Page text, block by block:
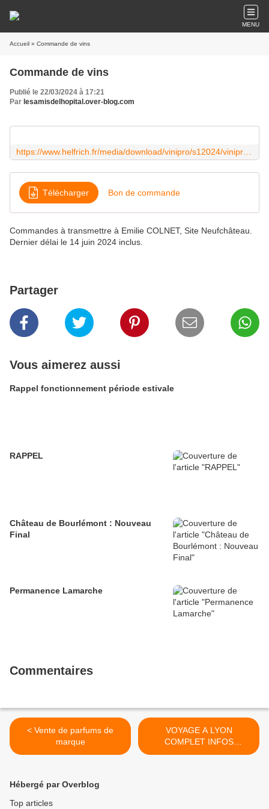
MENU
Accueil » Commande de vins
Commande de vins
Publié le 22/03/2024 à 17:21
Par lesamisdelhopital.over-blog.com
Télécharger Bon de commande
Commandes à transmettre à Emilie COLNET, Site Neufchâteau.
Dernier délai le 14 juin 2024 inclus.
Partager
Vous aimerez aussi
Rappel fonctionnement période estivale
RAPPEL
Château de Bourlémont : Nouveau
Final
Permanence Lamarche
Commentaires
< Vente de parfums de
marque
VOYAGE A LYON
COMPLET INFOS
IMPORTANTES
Hébergé par Overblog
Top articles